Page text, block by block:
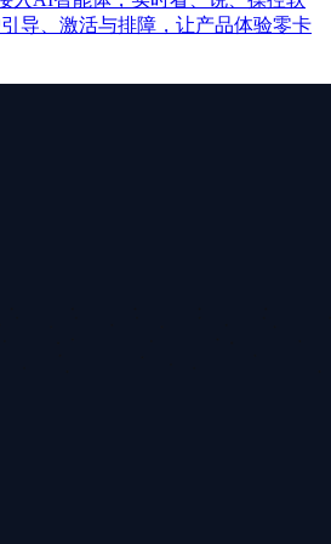
导、激活与排障，让产品体验零卡